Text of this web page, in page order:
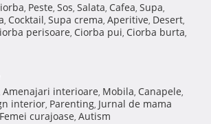
, Peste, Sos, Salata, Cafea, Supa,
, Cocktail, Supa crema, Aperitive, Desert,
perisoare, Ciorba pui, Ciorba burta,
Amenajari interioare, Mobila, Canapele,
interior, Parenting, Jurnal de mama
Femei curajoase, Autism